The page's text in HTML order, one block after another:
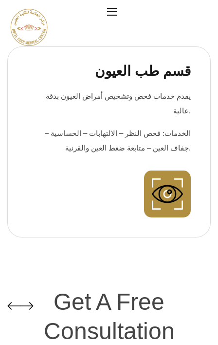
قسم طب العيون
يقدم خدمات فحص وتشخيص أمراض العيون بدقة
عالية.
الخدمات: فحص النظر – الالتهابات – الحساسية –
جفاف العين – متابعة ضغط العين والقرنية.
Get A Free
Consultation